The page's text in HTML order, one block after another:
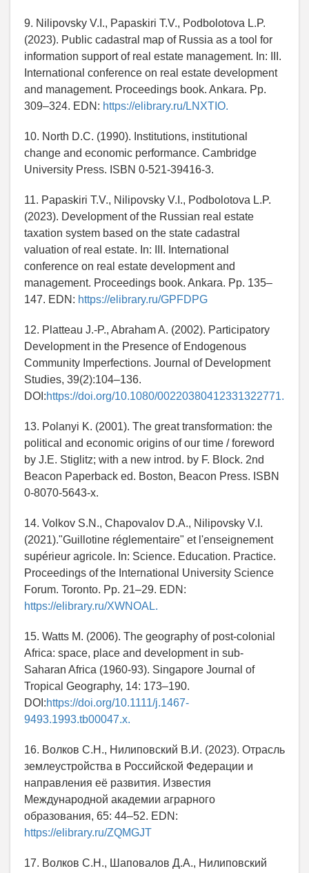
9. Nilipovsky V.I., Papaskiri T.V., Podbolotova L.P.
(2023). Public cadastral map of Russia as a tool for
information support of real estate management. In: III.
International conference on real estate development
and management. Proceedings book. Ankara. Pp.
309–324. EDN: https://elibrary.ru/LNXTIO.
10. North D.C. (1990). Institutions, institutional
change and economic performance. Cambridge
University Press. ISBN 0-521-39416-3.
11. Papaskiri T.V., Nilipovsky V.I., Podbolotova L.P.
(2023). Development of the Russian real estate
taxation system based on the state cadastral
valuation of real estate. In: III. International
conference on real estate development and
management. Proceedings book. Ankara. Pp. 135–
147. EDN: https://elibrary.ru/GPFDPG
12. Platteau J.-P., Abraham A. (2002). Participatory
Development in the Presence of Endogenous
Community Imperfections. Journal of Development
Studies, 39(2):104–136.
DOI:https://doi.org/10.1080/00220380412331322771.
13. Polanyi K. (2001). The great transformation: the
political and economic origins of our time / foreword
by J.E. Stiglitz; with a new introd. by F. Block. 2nd
Beacon Paperback ed. Boston, Beacon Press. ISBN
0-8070-5643-x.
14. Volkov S.N., Chapovalov D.A., Nilipovsky V.I.
(2021)."Guillotine réglementaire" et l'enseignement
supérieur agricole. In: Science. Education. Practice.
Proceedings of the International University Science
Forum. Toronto. Pp. 21–29. EDN:
https://elibrary.ru/XWNOAL.
15. Watts M. (2006). The geography of post-colonial
Africa: space, place and development in sub-
Saharan Africa (1960-93). Singapore Journal of
Tropical Geography, 14: 173–190.
DOI:https://doi.org/10.1111/j.1467-
9493.1993.tb00047.x.
16. Волков С.Н., Нилиповский В.И. (2023). Отрасль
землеустройства в Российской Федерации и
направления её развития. Известия
Международной академии аграрного
образования, 65: 44–52. EDN:
https://elibrary.ru/ZQMGJT
17. Волков С.Н., Шаповалов Д.А., Нилиповский